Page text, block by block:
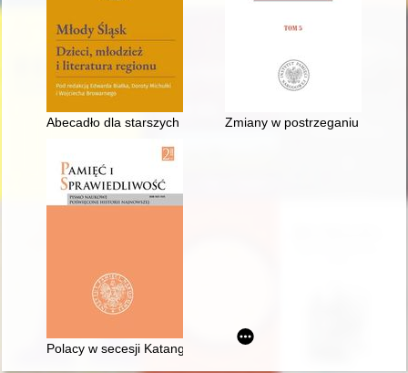
Abecadło dla starszych i młodych : edukacyjne przesłanie
Zmiany w postrzeganiu
Polacy w secesji Katangi i wojnie w Kongu w latach 1960-1967